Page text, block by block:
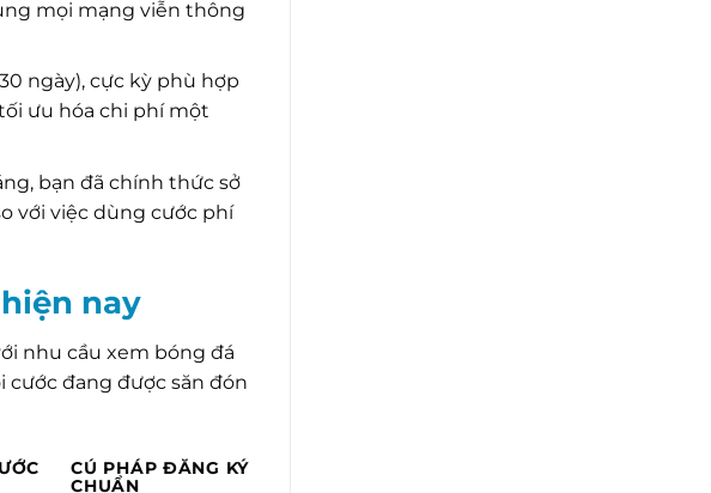
mọi mạng viễn thông
ngày), cực kỳ phù hợp
ưu hóa chi phí một
bạn đã chính thức sở
với việc dùng cước phí
nay
nhu cầu xem bóng đá
cước đang được săn đón
CÚ PHÁP ĐĂNG KÝ
CHUẨN